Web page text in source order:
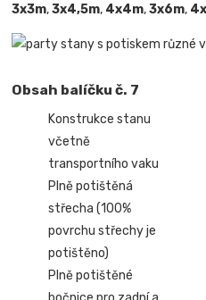
3x3m,3x4,5m, 4x4m,3x6m,
Obsah balíčku č. 7
Konstrukce stanu
včetně
transportního vaku
Plně potištěná
střecha (100%
povrchu střechy je
potištěno)
Plně potištěné